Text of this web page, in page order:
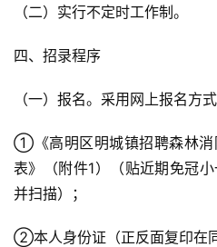
（二）实行不定时工作制。
四、招录程序
（一）报名。采用网上报名方
①《高明区明城镇招聘森林消
表》（附件1）（贴近期免冠
并扫描）；
②本人身份证（正反面复印在